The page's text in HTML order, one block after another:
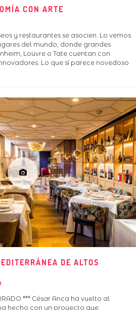
CON ARTE
y restaurantes se asocien. Lo vemos
del mundo, donde grandes
Louvre o Tate cuentan con
Lo que sí parece novedoso
DE ALTOS
*** César Anca ha vuelto al
hecho con un proyecto que